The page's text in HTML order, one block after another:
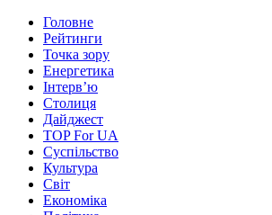
Головне
Рейтинги
Точка зору
Енергетика
Інтерв’ю
Столиця
Дайджест
TOP For UA
Суспiльство
Культура
Світ
Економіка